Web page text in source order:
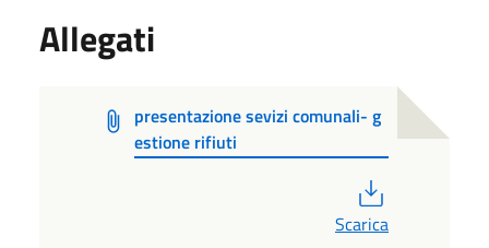
Allegati
presentazione sevizi comunali- g
estione rifiuti
Scarica